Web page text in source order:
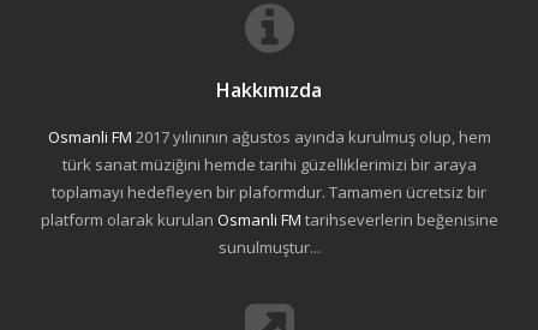
Hakkımızda
Osmanli FM 2017 yılınının ağustos ayında kurulmuş olup, hem
türk sanat müziğini hemde tarihi güzelliklerimizi bir araya
toplamayı hedefleyen bir plaformdur. Tamamen ücretsiz bir
platform olarak kurulan Osmanli FM tarihseverlerin beğenisine
sunulmuştur...